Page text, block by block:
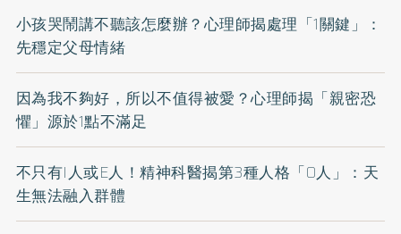
小孩哭鬧講不聽該怎麼辦？心理師揭處理「1關鍵」：
先穩定父母情緒
因為我不夠好，所以不值得被愛？心理師揭「親密恐
懼」源於1點不滿足
不只有I人或E人！精神科醫揭第3種人格「O人」：天
生無法融入群體